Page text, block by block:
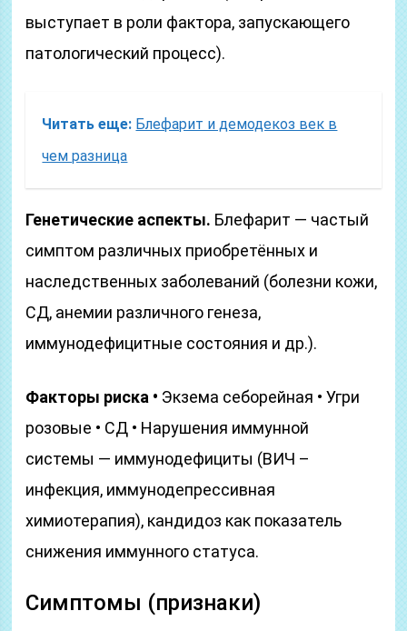
выступает в роли фактора, запускающего
патологический процесс).
Читать еще: Блефарит и демодекоз век в
чем разница
Генетические аспекты. Блефарит — частый
симптом различных приобретённых и
наследственных заболеваний (болезни кожи,
СД, анемии различного генеза,
иммунодефицитные состояния и др.).
Факторы риска • Экзема себорейная • Угри
розовые • СД • Нарушения иммунной
системы — иммунодефициты (ВИЧ –
инфекция, иммунодепрессивная
химиотерапия), кандидоз как показатель
снижения иммунного статуса.
Симптомы (признаки)